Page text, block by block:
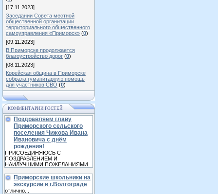
[17.11.2023]
Заседании Совета местной
общественной организации
территориального общественного
самоуправления «Приморск» (0)
[09.11.2023]
В Приморске продолжается
благоустройство дорог (0)
[08.11.2023]
Корейская община в Приморске
собрала гуманитарную помощь
для участников СВО (0)
КОММЕНТАРИИ ГОСТЕЙ
Поздравляем главу
Приморского сельского
поселения Чижова Ивана
Ивановича с днём
рождения!
ПРИСОЕДИНЯЮСЬ С
ПОЗДРАВЛЕНИЕМ И
НАИЛУЧШИМИ ПОЖЕЛАНИЯМИ.
Приморские школьники на
экскурсии в г.Волгограде
отлично...